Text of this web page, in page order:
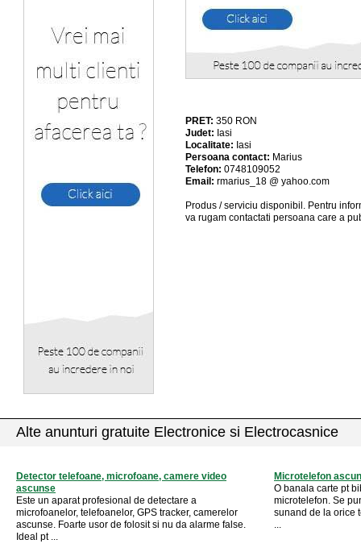
PRET: 350 RON
Judet: Iasi
Localitate: Iasi
Persoana contact: Marius
Telefon: 0748109052
Email: rmarius_18 @ yahoo.com
Produs / serviciu disponibil . Pentru
va rugam contactati persoana care a
Alte anunturi gratuite Electronice si Electrocasnice
Detector telefoane, microfoane, camere video
ascunse
Este un aparat profesional de detectare a
microfoanelor, telefoanelor, GPS tracker, camerelor
ascunse. Foarte usor de folosit si nu da alarme false.
Ideal pt ...
Microtelefon
O banala carte pt
microtelefon. Se
sunand de la orice
...